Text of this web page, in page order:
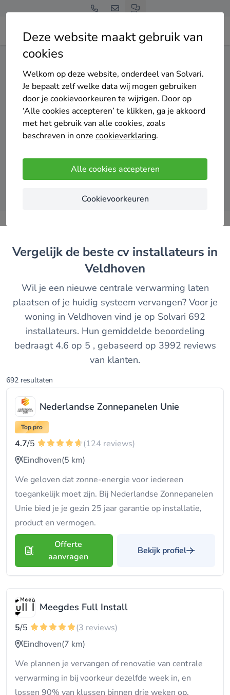
Deze website maakt gebruik van
cookies
Welkom op deze website, onderdeel van Solvari.
Je bepaalt zelf welke data wij mogen gebruiken
door je cookievoorkeuren te wijzigen. Door op
‘Alle cookies accepteren’ te klikken, ga je akkoord
met het gebruik van alle cookies, zoals
beschreven in onze cookieverklaring.
Alle cookies accepteren
Cookievoorkeuren
Home Centrale verwarming
Gratis en vrijblijvend
Top 20 cv installateurs
in Veldhoven
Vergelijk offertes
Vergelijk de beste cv installateurs in
Veldhoven
Wil je een nieuwe centrale verwarming laten
plaatsen of je huidig systeem vervangen? Voor je
woning in Veldhoven vind je op Solvari 692
installateurs. Hun gemiddelde beoordeling
bedraagt 4.6 op 5 , gebaseerd op 3992 reviews
van klanten.
692 resultaten
Nederlandse Zonnepanelen Unie
Top pro
4.7/5
(124 reviews)
Eindhoven(5 km)
We geloven dat zonne-energie voor iedereen
toegankelijk moet zijn. Bij Nederlandse Zonnepanelen
Unie bied je je gezin 25 jaar garantie op installatie,
product en vermogen.
Offerte
aanvragen
Bekijk profiel
Meegdes Full Install
5/5
(3 reviews)
Eindhoven(7 km)
We plannen je vervangen of renovatie van centrale
verwarming in bij voorkeur dezelfde week in, en
lossen 90% van klussen binnen drie weken op.